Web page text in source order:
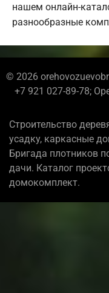
нашем онлайн-
разнообразные
© 2026
+7 921 027-89-78;
Строительство
усадку, каркасные
Бригада плотников
дачи. Каталог
домокомплект.